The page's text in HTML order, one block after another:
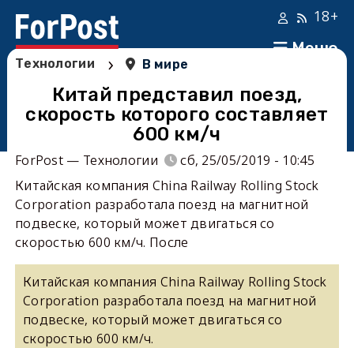
Меню
18+
Технологии › В мире
Китай представил поезд,
скорость которого составляет
600 км/ч
ForPost — Технологии
сб, 25/05/2019 - 10:45
Китайская компания China Railway Rolling Stock
Corporation разработала поезд на магнитной
подвеске, который может двигаться со
скоростью 600 км/ч. После
Китайская компания China Railway Rolling Stock
Corporation разработала поезд на магнитной
подвеске, который может двигаться со
скоростью 600 км/ч.